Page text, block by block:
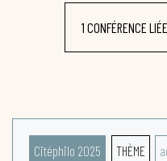
1 CONFÉRENCE
Citéphilo 2025 THÈME